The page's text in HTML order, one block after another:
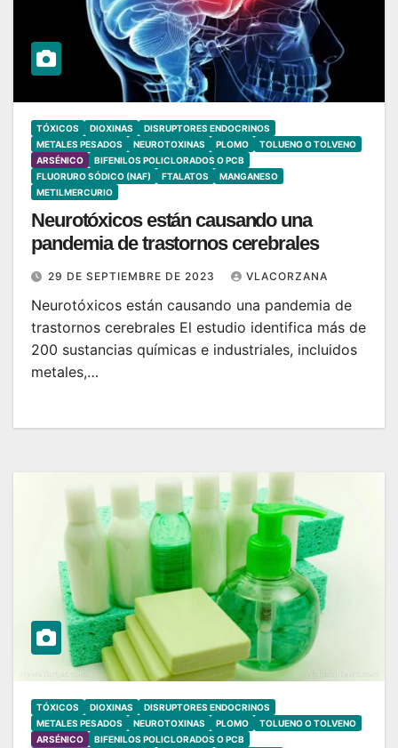
TÓXICOS DIOXINAS
DISRUPTORES ENDOCRINOS
METALES PESADOS
NEUROTOXINAS PLOMO
TOLUENO O TOLVENO
ARSÉNICO
BIFENILOS POLICLORADOS O PCB
FLUORURO SÓDICO (NAF)
FTALATOS
MANGANESO
METILMERCURIO
Neurotóxicos están causando una
pandemia de trastornos cerebrales
29 DE SEPTIEMBRE DE 2023 VLACORZANA
Neurotóxicos están causando una pandemia de
trastornos cerebrales El estudio identifica más de
200 sustancias químicas e industriales, incluidos
metales,…
TÓXICOS DIOXINAS
DISRUPTORES ENDOCRINOS
METALES PESADOS
NEUROTOXINAS PLOMO
TOLUENO O TOLVENO
ARSÉNICO
BIFENILOS POLICLORADOS O PCB